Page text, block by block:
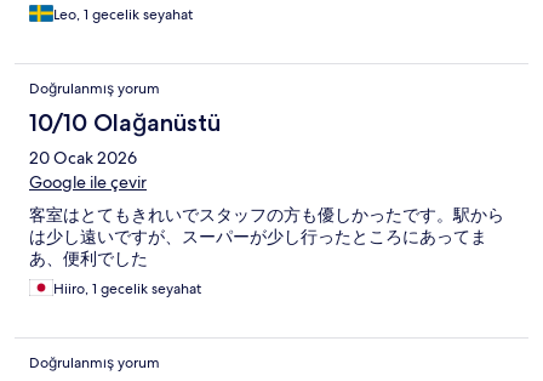
Leo, 1 gecelik seyahat
Doğrulanmış yorum
10/10 Olağanüstü
20 Ocak 2026
Google ile çevir
客室はとてもきれいでスタッフの方も優しかったです。駅から
は少し遠いですが、スーパーが少し行ったところにあってま
あ、便利でした
Hiiro, 1 gecelik seyahat
Doğrulanmış yorum